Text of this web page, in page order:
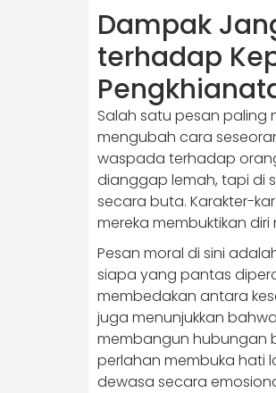
Dampak
terhadap
Salah satu pesan
mengubah cara
waspada terhadap
dianggap lemah, tapi di
secara buta. Karakter-
mereka membuktikan
Pesan moral di sini
siapa yang pantas
membedakan antara
juga menunjukkan
membangun hubungan
perlahan membuka hati
dewasa secara